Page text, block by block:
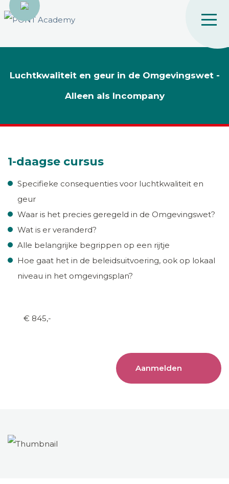
Luchtkwaliteit en geur in de Omgevingswet -
Alleen als Incompany
1-daagse cursus
Specifieke consequenties voor luchtkwaliteit en
geur
Waar is het precies geregeld in de Omgevingswet?
Wat is er veranderd?
Alle belangrijke begrippen op een rijtje
Hoe gaat het in de beleidsuitvoering, ook op lokaal
niveau in het omgevingsplan?
€ 845,-
Aanmelden